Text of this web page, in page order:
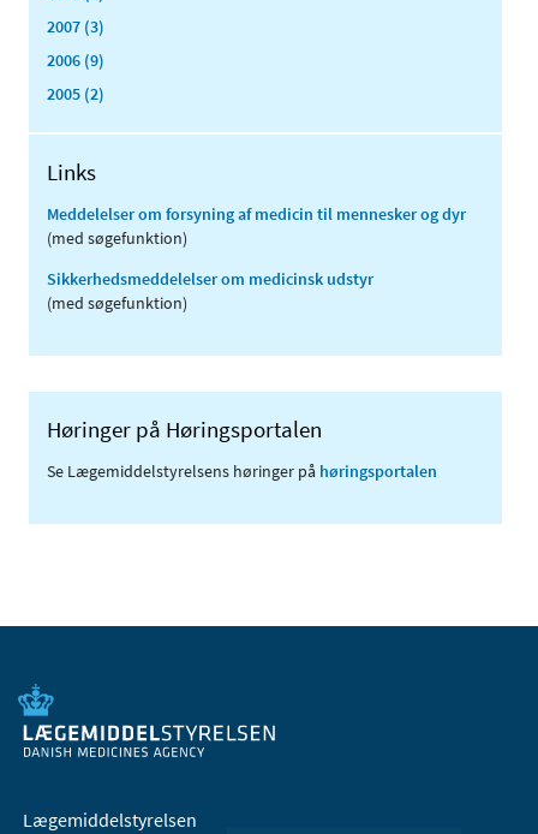
2007 (3)
2006 (9)
2005 (2)
Links
Meddelelser om forsyning af medicin til mennesker og dyr
(med søgefunktion)
Sikkerhedsmeddelelser om medicinsk udstyr
(med søgefunktion)
Høringer på Høringsportalen
Se Lægemiddelstyrelsens høringer på høringsportalen
Lægemiddelstyrelsen